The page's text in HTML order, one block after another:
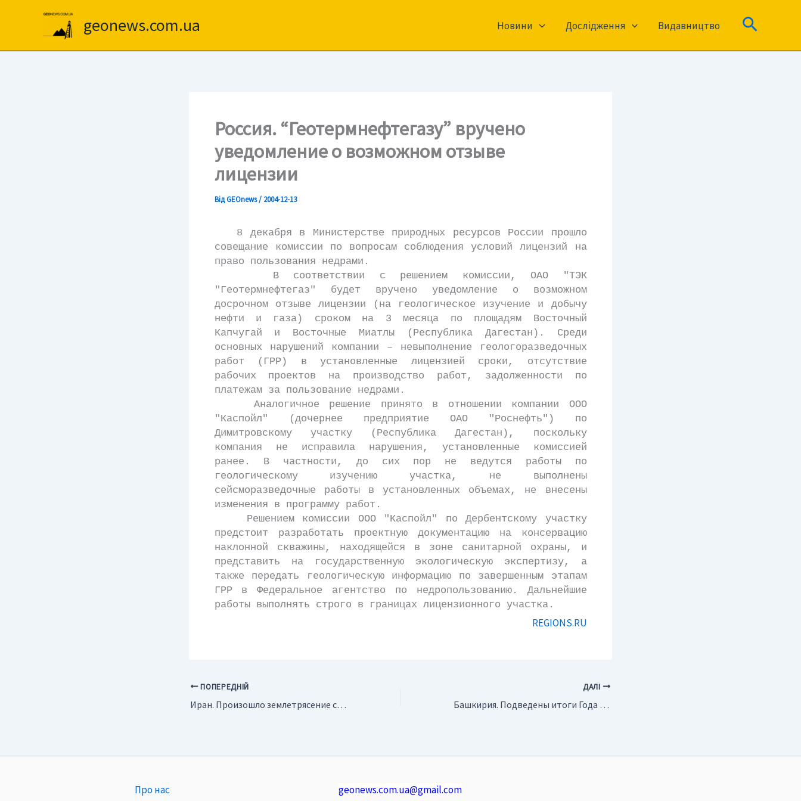
geonews.com.ua Новини Дослідження Видавництво Пошук
Россия. “Геотермнефтегазу” вручено
уведомление о возможном отзыве
лицензии
ВідGEOnews/ 2004-12-13
8 декабря в Министерстве природных ресурсов России прошло
совещание комиссии по вопросам соблюдения условий лицензий на
право пользования недрами.
В соответствии с решением комиссии, ОАО "ТЭК
"Геотермнефтегаз" будет вручено уведомление о возможном
досрочном отзыве лицензии (на геологическое изучение и добычу
нефти и газа) сроком на 3 месяца по площадям Восточный
Капчугай и Восточные Миатлы (Республика Дагестан). Среди
основных нарушений компании – невыполнение геологоразведочных
работ (ГРР) в установленные лицензией сроки, отсутствие
рабочих проектов на производство работ, задолженности по
платежам за пользование недрами.
Аналогичное решение принято в отношении компании ООО
"Каспойл" (дочернее предприятие ОАО "Роснефть") по
Димитровскому участку (Республика Дагестан), поскольку
компания не исправила нарушения, установленные комиссией
ранее. В частности, до сих пор не ведутся работы по
геологическому изучению участка, не выполнены
сейсморазведочные работы в установленных объемах, не внесены
изменения в программу работ.
Решением комиссии ООО "Каспойл" по Дербентскому участку
предстоит разработать проектную документацию на консервацию
наклонной скважины, находящейся в зоне санитарной охраны, и
представить на государственную экологическую экспертизу, а
также передать геологическую информацию по завершенным этапам
ГРР в Федеральное агентство по недропользованию. Дальнейшие
работы выполнять строго в границах лицензионного участка.
REGIONS.RU
ПОПЕРЕДНІЙ
Иран. Произошло землетрясение силой 4,6 балла по шкале Рихтера
ДАЛІ
Башкирия. Подведены итоги Года окружающей среды
Про нас geonews.com.ua@gmail.com